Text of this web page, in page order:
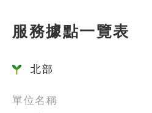
服務據點一覽表
北部